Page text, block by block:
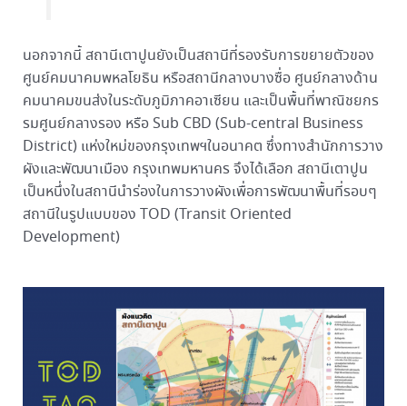
นอกจากนี้ สถานีเตาปูนยังเป็นสถานีที่รองรับการขยายตัวของ
ศูนย์คมนาคมพหลโยธิน หรือสถานีกลางบางซื่อ ศูนย์กลางด้าน
คมนาคมขนส่งในระดับภูมิภาคอาเซียน และเป็นพื้นที่พาณิชยกร
รมศูนย์กลางรอง หรือ Sub CBD (Sub-central Business
District) แห่งใหม่ของกรุงเทพฯในอนาคต ซึ่งทางสำนักการวาง
ผังและพัฒนาเมือง กรุงเทพมหานคร จึงได้เลือก สถานีเตาปูน
เป็นหนึ่งในสถานีนำร่องในการวางผังเพื่อการพัฒนาพื้นที่รอบๆ
สถานีในรูปแบบของ TOD (Transit Oriented
Development)